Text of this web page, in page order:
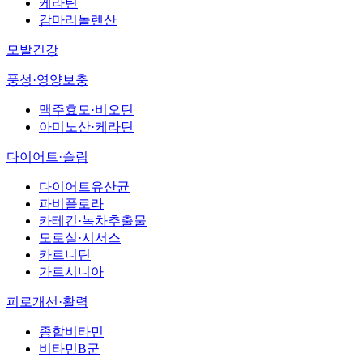
감마리놀렌산
모발건강
풍성·영양보충
맥주효모·비오틴
아미노산·케라틴
다이어트·슬림
다이어트유산균
파비플로라
카테킨·녹차추출물
모로실·시서스
카르니틴
가르시니아
피로개선·활력
종합비타민
비타민B군